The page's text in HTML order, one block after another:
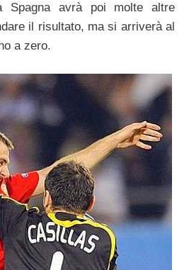
Spagna avrà poi molte altre
il risultato, ma si arriverà al
a zero.